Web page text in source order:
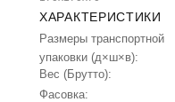
ХАРАКТЕРИСТИКИ
Размеры транспортной
упаковки (д×ш×в):
Вес (Брутто):
Фасовка: